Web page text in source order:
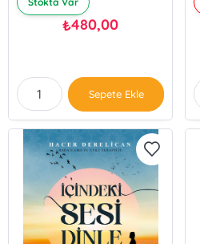
₺480,00
Sepete Ekle